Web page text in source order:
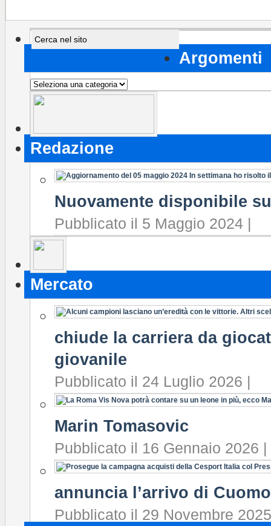
Argomenti
Argomenti
Redazione
Nuovamente disponibile
Pubblicato il 5 Maggio 2024 |
Mercato
chiude la carriera da
giovanile
Pubblicato il 24 Luglio 2026 |
Marin Tomasovic
Pubblicato il 16 Gennaio 2026 |
annuncia l’arrivo di
Pubblicato il 29 Novembre